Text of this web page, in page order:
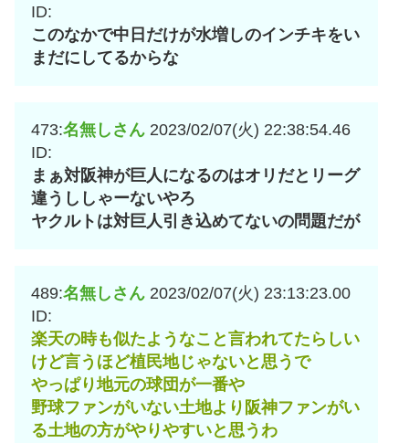
ID:
このなかで中日だけが水増しのインチキをい
まだにしてるからな
473:名無しさん 2023/02/07(火) 22:38:54.46
ID:
まぁ対阪神が巨人になるのはオリだとリーグ
違うししゃーないやろ
ヤクルトは対巨人引き込めてないの問題だが
489:名無しさん 2023/02/07(火) 23:13:23.00
ID:
楽天の時も似たようなこと言われてたらしい
けど言うほど植民地じゃないと思うで
やっぱり地元の球団が一番や
野球ファンがいない土地より阪神ファンがい
る土地の方がやりやすいと思うわ